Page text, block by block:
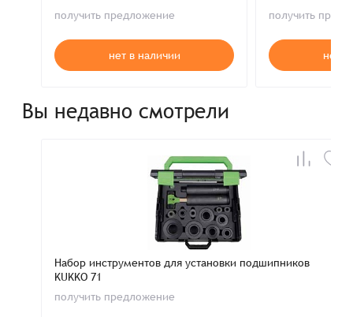
получить предложение
нет в наличии
получить
нет в
Вы недавно смотрели
Набор инструментов для установки подшипников
KUKKO 71
получить предложение